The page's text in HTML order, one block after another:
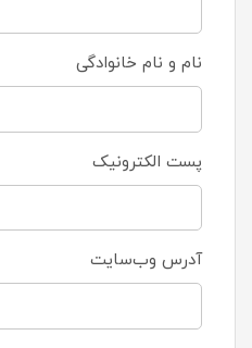
نام و نام خانوادگی
پست الکترونیک
آدرس وب‌سایت